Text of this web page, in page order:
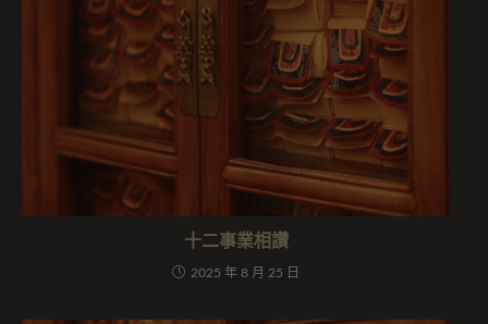
十二事業相讚
2025 年 8 月 25 日